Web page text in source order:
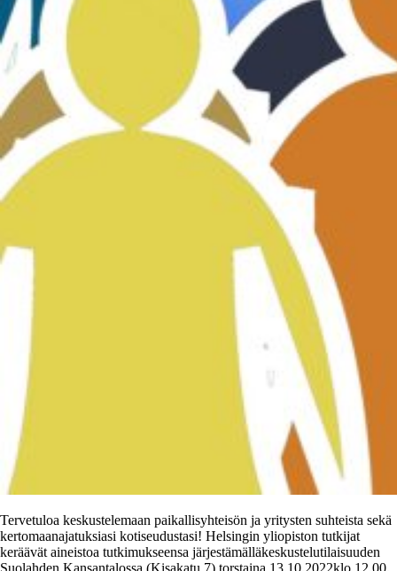
Tervetuloa keskustelemaan paikallisyhteisön ja yritysten suhteista sekä
kertomaanajatuksiasi kotiseudustasi! Helsingin yliopiston tutkijat
keräävät aineistoa tutkimukseensa järjestämälläkeskustelutilaisuuden
Suolahden Kansantalossa (Kisakatu 7) torstaina 13.10.2022klo 12.00.